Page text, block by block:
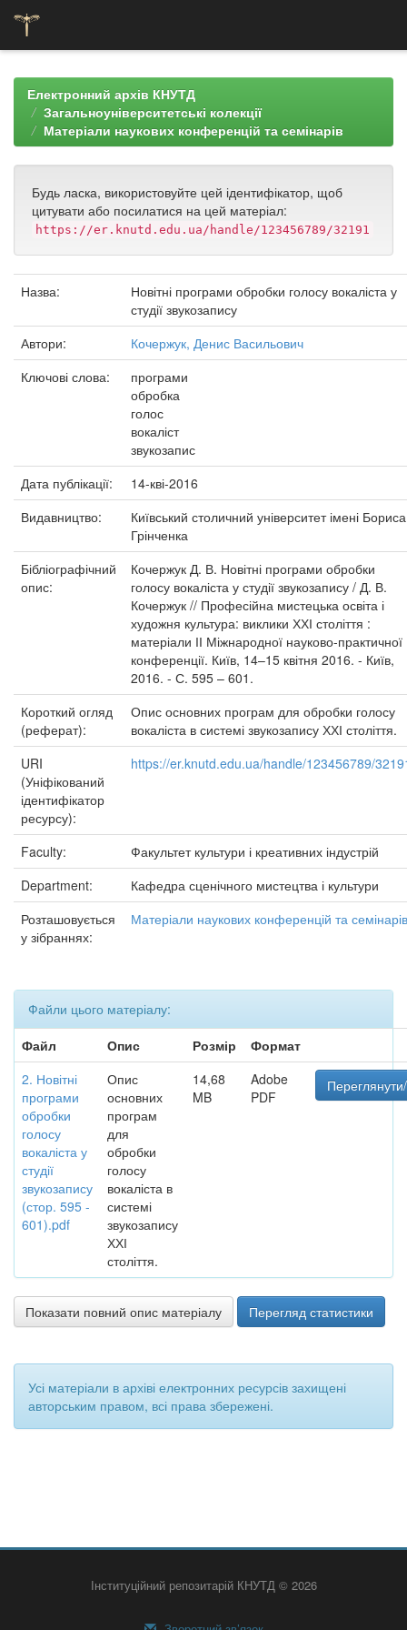
navigationЕлектронний архів КНУТД
Загальноуніверситетські колекції
Матеріали наукових конференцій та семінарів
Будь ласка, використовуйте цей ідентифікатор, щоб
цитувати або посилатися на цей матеріал:
https://er.knutd.edu.ua/handle/123456789/32191
Назва:
Новітні програми обробки голосу вокаліста у
студії звукозапису
Автори:
Кочержук, Денис Васильович
Ключові слова:
програми
обробка
голос
вокаліст
звукозапис
Дата публікації:
14-кві-2016
Видавництво:
Київський столичний університет імені Бориса
Грінченка
Бібліографічний
опис:
Кочержук Д. В. Новітні програми обробки
голосу вокаліста у студії звукозапису / Д. В.
Кочержук // Професійна мистецька освіта і
художня культура: виклики ХХІ століття :
матеріали ІІ Міжнародної науково-практичної
конференції. Київ, 14–15 квітня 2016. - Київ,
2016. - С. 595 – 601.
Короткий огляд
(реферат):
Опис основних програм для обробки голосу
вокаліста в системі звукозапису ХХІ століття.
URI
(Уніфікований
ідентифікатор
ресурсу):
https://er.knutd.edu.ua/handle/123456789/
Faculty:
Факультет культури і креативних індустрій
Department:
Кафедра сценічного мистецтва і культури
Розташовується
у зібраннях:
Матеріали наукових конференцій та семінарів
Файли цього матеріалу:
Файл
Опис Розмір
Формат
2. Новітні
програми
обробки
голосу
вокаліста у
студії
звукозапису
(стор. 595 -
601).pdf
Опис
основних
програм
для
обробки
голосу
вокаліста в
системі
звукозапису
ХХІ
століття.
14,68
MB
Adobe
PDF
Показати повний опис матеріалу Перегляд статистики
Усі матеріали в архіві електронних ресурсів захищені
авторським правом, всі права збережені.
Інституційний репозитарій КНУТД © 2026